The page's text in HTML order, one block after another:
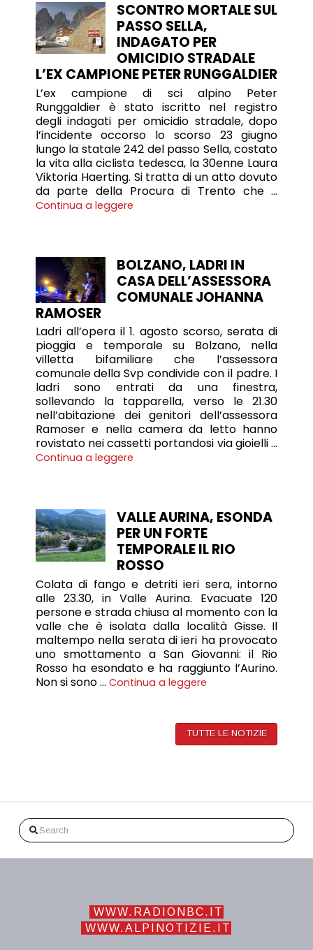
SCONTRO MORTALE SUL
PASSO SELLA,
INDAGATO PER
OMICIDIO STRADALE
L’EX CAMPIONE PETER RUNGGALDIER
L’ex campione di sci alpino Peter
Runggaldier è stato iscritto nel registro
degli indagati per omicidio stradale, dopo
l’incidente occorso lo scorso 23 giugno
lungo la statale 242 del passo Sella, costato
la vita alla ciclista tedesca, la 30enne Laura
Viktoria Haerting. Si tratta di un atto dovuto
da parte della Procura di Trento che …
Continua a leggere
BOLZANO, LADRI IN
CASA DELL’ASSESSORA
COMUNALE JOHANNA
RAMOSER
Ladri all’opera il 1. agosto scorso, serata di
pioggia e temporale su Bolzano, nella
villetta bifamiliare che l’assessora
comunale della Svp condivide con il padre. I
ladri sono entrati da una finestra,
sollevando la tapparella, verso le 21.30
nell’abitazione dei genitori dell’assessora
Ramoser e nella camera da letto hanno
rovistato nei cassetti portandosi via gioielli …
Continua a leggere
VALLE AURINA, ESONDA
PER UN FORTE
TEMPORALE IL RIO
ROSSO
Colata di fango e detriti ieri sera, intorno
alle 23.30, in Valle Aurina. Evacuate 120
persone e strada chiusa al momento con la
valle che è isolata dalla località Gisse. Il
maltempo nella serata di ieri ha provocato
uno smottamento a San Giovanni: il Rio
Rosso ha esondato e ha raggiunto l’Aurino.
Non si sono … Continua a leggere
TUTTE LE NOTIZIE
Search
WWW.RADIONBC.IT
WWW.ALPINOTIZIE.IT